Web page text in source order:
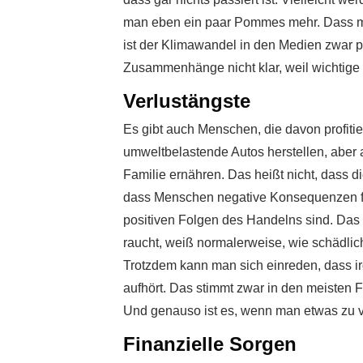
man eben ein paar Pommes mehr. Dass
ist der Klimawandel in den Medien zwar
Zusammenhänge nicht klar, weil
Verlustängste
Es gibt auch Menschen, die davon
umweltbelastende Autos herstellen,
Familie ernähren. Das heißt nicht, dass
dass Menschen negative
positiven Folgen des Handelns sind.
raucht, weiß normalerweise, wie
Trotzdem kann man sich einreden, dass
aufhört. Das stimmt zwar in den meisten
Und genauso ist es, wenn man etwas
Finanzielle Sorgen